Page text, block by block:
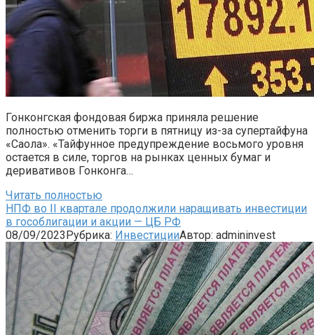
Гонконгская фондовая биржа приняла решение
полностью отменить торги в пятницу из-за супертайфуна
«Саола». «Тайфунное предупреждение восьмого уровня
остается в силе, торгов на рынках ценных бумаг и
деривативов Гонконга…
Читать полностью
НПФ во II квартале продолжили наращивать инвестиции
в гособлигации и акции — ЦБ РФ
08/09/2023Рубрика: ИнвестицииАвтор: admininvest